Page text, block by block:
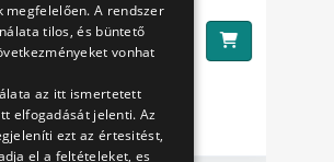
Ft
megfelelően. A rendszer
tilos, és büntető
vonhat
az itt ismertetett
elfogadását jelenti. Az
ezt az értesitést,
el a feltételeket, es